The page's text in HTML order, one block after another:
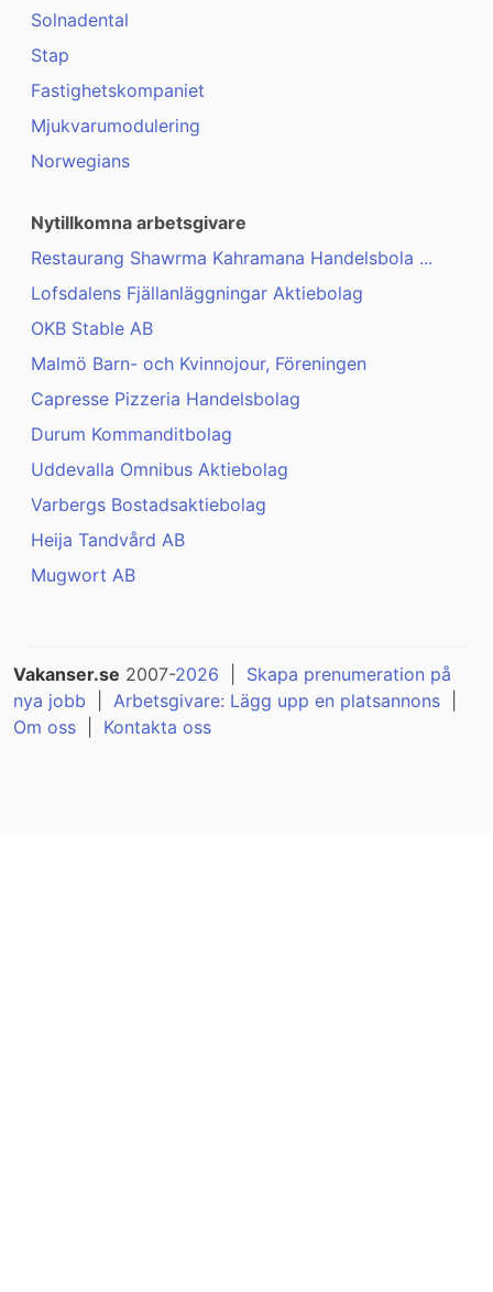
Solnadental
Stap
Fastighetskompaniet
Mjukvarumodulering
Norwegians
Nytillkomna arbetsgivare
Restaurang Shawrma Kahramana Handelsbola ...
Lofsdalens Fjällanläggningar Aktiebolag
OKB Stable AB
Malmö Barn- och Kvinnojour, Föreningen
Capresse Pizzeria Handelsbolag
Durum Kommanditbolag
Uddevalla Omnibus Aktiebolag
Varbergs Bostadsaktiebolag
Heija Tandvård AB
Mugwort AB
Vakanser.se 2007-2026
Skapa prenumeration på
nya jobb
Arbetsgivare: Lägg upp en platsannons
Om oss
Kontakta oss